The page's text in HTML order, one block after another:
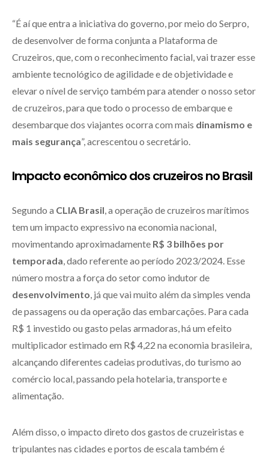
“É aí que entra a iniciativa do governo, por meio do Serpro,
de desenvolver de forma conjunta a Plataforma de
Cruzeiros, que, com o reconhecimento facial, vai trazer esse
ambiente tecnológico de agilidade e de objetividade e
elevar o nível de serviço também para atender o nosso setor
de cruzeiros, para que todo o processo de embarque e
desembarque dos viajantes ocorra com mais dinamismo e
mais segurança”, acrescentou o secretário.
Impacto econômico dos cruzeiros no Brasil
Segundo a CLIA Brasil, a operação de cruzeiros marítimos
tem um impacto expressivo na economia nacional,
movimentando aproximadamente R$ 3 bilhões por
temporada, dado referente ao período 2023/2024. Esse
número mostra a força do setor como indutor de
desenvolvimento, já que vai muito além da simples venda
de passagens ou da operação das embarcações. Para cada
R$ 1 investido ou gasto pelas armadoras, há um efeito
multiplicador estimado em R$ 4,22 na economia brasileira,
alcançando diferentes cadeias produtivas, do turismo ao
comércio local, passando pela hotelaria, transporte e
alimentação.
Além disso, o impacto direto dos gastos de cruzeiristas e
tripulantes nas cidades e portos de escala também é